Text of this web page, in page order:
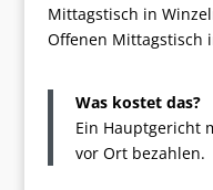
Mittagstisch in
Offenen Mittagstisch
Was kostet das?
Ein Hauptgericht
vor Ort bezahlen.